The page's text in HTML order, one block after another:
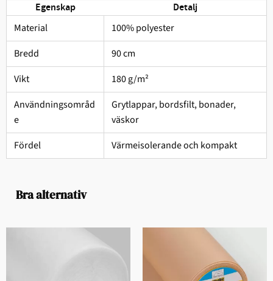
Egenskap
Detalj
Material
100% polyester
Bredd
90 cm
Vikt
180 g/m²
Användningsområd
e
Grytlappar, bordsfilt, bonader,
väskor
Fördel
Värmeisolerande och kompakt
Bra alternativ